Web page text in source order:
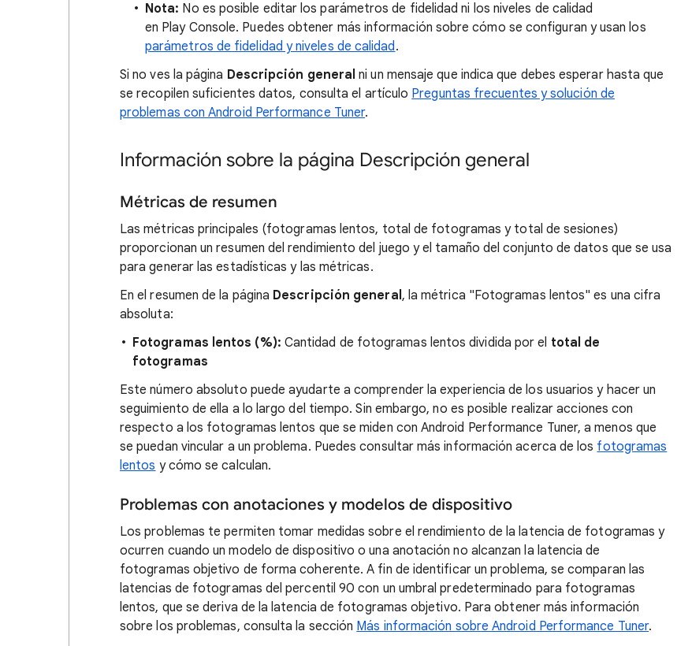
Nota: No es posible editar los parámetros de fidelidad ni los niveles de calidad
en Play Console. Puedes obtener más información sobre cómo se configuran y usan los
parámetros de fidelidad y niveles de calidad.
Si no ves la página Descripción general ni un mensaje que indica que debes esperar hasta que
se recopilen suficientes datos, consulta el artículo Preguntas frecuentes y solución de
problemas con Android Performance Tuner.
Información sobre la página Descripción general
Métricas de resumen
Las métricas principales (fotogramas lentos, total de fotogramas y total de sesiones)
proporcionan un resumen del rendimiento del juego y el tamaño del conjunto de datos que se usa
para generar las estadísticas y las métricas.
En el resumen de la página Descripción general, la métrica "Fotogramas lentos" es una cifra
absoluta:
Fotogramas lentos (%): Cantidad de fotogramas lentos dividida por el total de
fotogramas
Este número absoluto puede ayudarte a comprender la experiencia de los usuarios y hacer un
seguimiento de ella a lo largo del tiempo. Sin embargo, no es posible realizar acciones con
respecto a los fotogramas lentos que se miden con Android Performance Tuner, a menos que
se puedan vincular a un problema. Puedes consultar más información acerca de los fotogramas
lentos y cómo se calculan.
Problemas con anotaciones y modelos de dispositivo
Los problemas te permiten tomar medidas sobre el rendimiento de la latencia de fotogramas y
ocurren cuando un modelo de dispositivo o una anotación no alcanzan la latencia de
fotogramas objetivo de forma coherente. A fin de identificar un problema, se comparan las
latencias de fotogramas del percentil 90 con un umbral predeterminado para fotogramas
lentos, que se deriva de la latencia de fotogramas objetivo. Para obtener más información
sobre los problemas, consulta la sección Más información sobre Android Performance Tuner.